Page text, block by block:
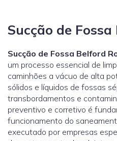
Sucção de
Sucção de Fossa Belford
um processo essencial de
caminhões a vácuo de alta
sólidos e líquidos de fossas
transbordamentos e
preventivo e corretivo é
funcionamento do
executado por empresas